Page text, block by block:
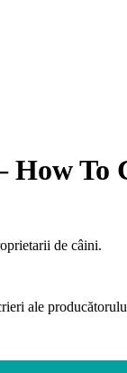
How To
de câini.
ale